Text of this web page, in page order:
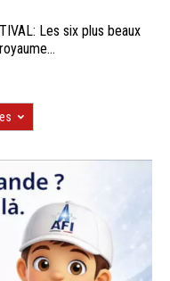
Les six plus beaux